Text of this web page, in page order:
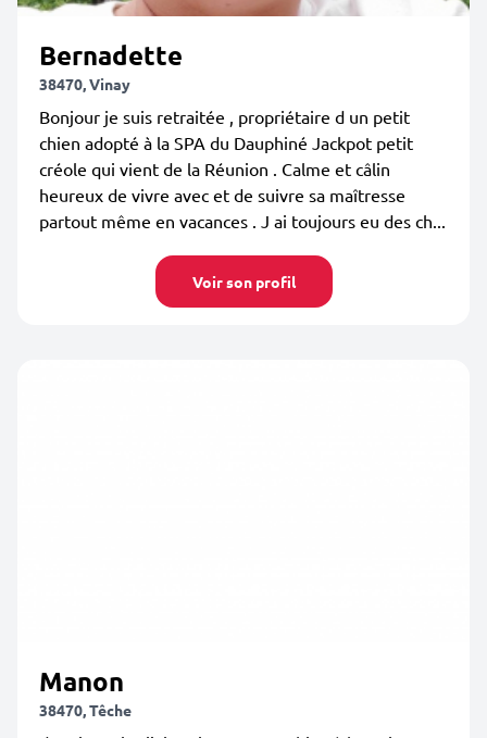
Bernadette
38470, Vinay
Bonjour je suis retraitée , propriétaire d un petit
chien adopté à la SPA du Dauphiné Jackpot petit
créole qui vient de la Réunion . Calme et câlin
heureux de vivre avec et de suivre sa maîtresse
partout même en vacances . J ai toujours eu des ch...
Voir son profil
Manon
38470, Têche